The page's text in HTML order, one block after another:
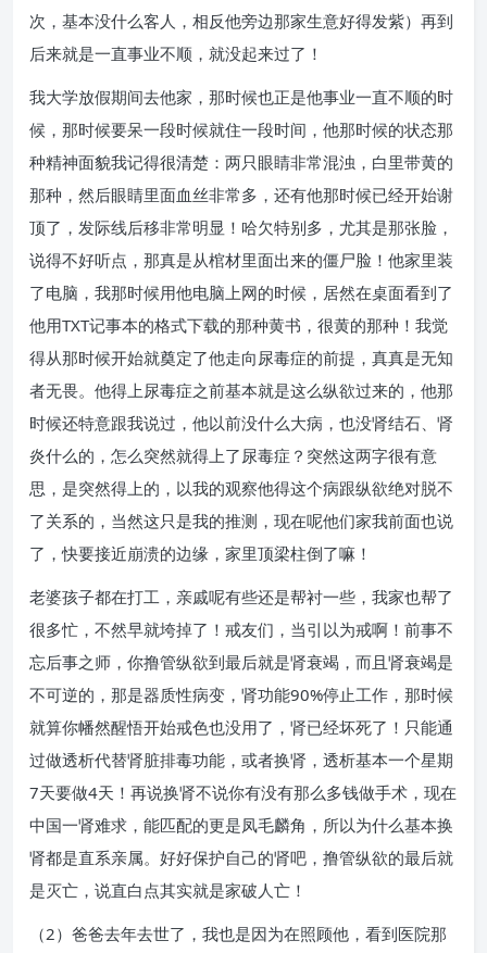
次，基本没什么客人，相反他旁边那家生意好得发紫）再到
后来就是一直事业不顺，就没起来过了！
我大学放假期间去他家，那时候也正是他事业一直不顺的时
候，那时候要呆一段时候就住一段时间，他那时候的状态那
种精神面貌我记得很清楚：两只眼睛非常混浊，白里带黄的
那种，然后眼睛里面血丝非常多，还有他那时候已经开始谢
顶了，发际线后移非常明显！哈欠特别多，尤其是那张脸，
说得不好听点，那真是从棺材里面出来的僵尸脸！他家里装
了电脑，我那时候用他电脑上网的时候，居然在桌面看到了
他用TXT记事本的格式下载的那种黄书，很黄的那种！我觉
得从那时候开始就奠定了他走向尿毒症的前提，真真是无知
者无畏。他得上尿毒症之前基本就是这么纵欲过来的，他那
时候还特意跟我说过，他以前没什么大病，也没肾结石、肾
炎什么的，怎么突然就得上了尿毒症？突然这两字很有意
思，是突然得上的，以我的观察他得这个病跟纵欲绝对脱不
了关系的，当然这只是我的推测，现在呢他们家我前面也说
了，快要接近崩溃的边缘，家里顶梁柱倒了嘛！
老婆孩子都在打工，亲戚呢有些还是帮衬一些，我家也帮了
很多忙，不然早就垮掉了！戒友们，当引以为戒啊！前事不
忘后事之师，你撸管纵欲到最后就是肾衰竭，而且肾衰竭是
不可逆的，那是器质性病变，肾功能90%停止工作，那时候
就算你幡然醒悟开始戒色也没用了，肾已经坏死了！只能通
过做透析代替肾脏排毒功能，或者换肾，透析基本一个星期
7天要做4天！再说换肾不说你有没有那么多钱做手术，现在
中国一肾难求，能匹配的更是凤毛麟角，所以为什么基本换
肾都是直系亲属。好好保护自己的肾吧，撸管纵欲的最后就
是灭亡，说直白点其实就是家破人亡！
（2）爸爸去年去世了，我也是因为在照顾他，看到医院那